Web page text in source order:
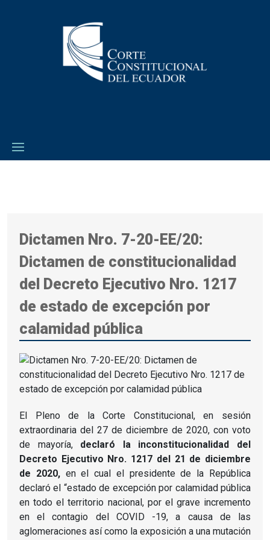
Dictamen Nro. 7-20-EE/20:
Dictamen de constitucionalidad
del Decreto Ejecutivo Nro. 1217
de estado de excepción por
calamidad pública
El Pleno de la Corte Constitucional, en sesión
extraordinaria del 27 de diciembre de 2020, con voto
de mayoría, declaró la inconstitucionalidad del
Decreto Ejecutivo Nro. 1217 del 21 de diciembre
de 2020,en el cual el presidente de la República
declaró el “estado de excepción por calamidad pública
en todo el territorio nacional, por el grave incremento
en el contagio del COVID -19, a causa de las
aglomeraciones así como la exposición a una mutación